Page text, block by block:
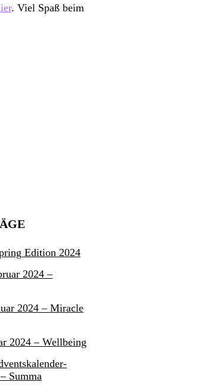
. Viel Spaß beim
Edition 2024
2024 –
2024 – Miracle
2024 – Wellbeing
Summa